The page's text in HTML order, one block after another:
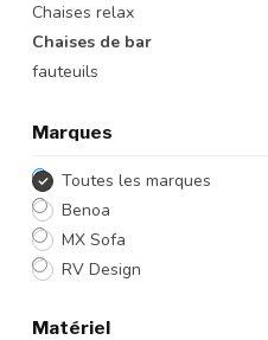
Chaises relax
Chaises de bar
fauteuils
Marques
Toutes les marques
Benoa
MX Sofa
RV Design
Matériel